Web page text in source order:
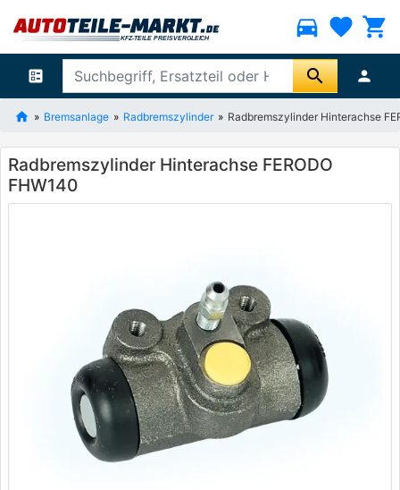
directions_car favorite shopping_cart
ballot search person
Bremsanlage Radbremszylinder Radbremszylinder Hinterachse
Radbremszylinder Hinterachse FERODO
FHW140